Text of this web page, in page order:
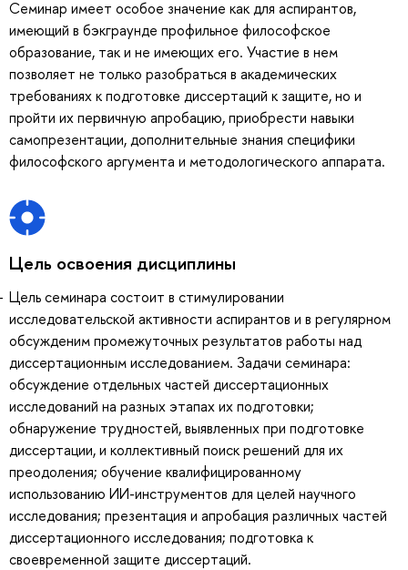
Семинар имеет особое значение как для аспирантов,
имеющий в бэкграунде профильное философское
образование, так и не имеющих его. Участие в нем
позволяет не только разобраться в академических
требованиях к подготовке диссертаций к защите, но и
пройти их первичную апробацию, приобрести навыки
самопрезентации, дополнительные знания специфики
философского аргумента и методологического аппарата.
Цель освоения дисциплины
Цель семинара состоит в стимулировании
исследовательской активности аспирантов и в регулярном
обсужденим промежуточных результатов работы над
диссертационным исследованием. Задачи семинара:
обсуждение отдельных частей диссертационных
исследований на разных этапах их подготовки;
обнаружение трудностей, выявленных при подготовке
диссертации, и коллективный поиск решений для их
преодоления; обучение квалифицированному
использованию ИИ-инструментов для целей научного
исследования; презентация и апробация различных частей
диссертационного исследования; подготовка к
своевременной защите диссертаций.